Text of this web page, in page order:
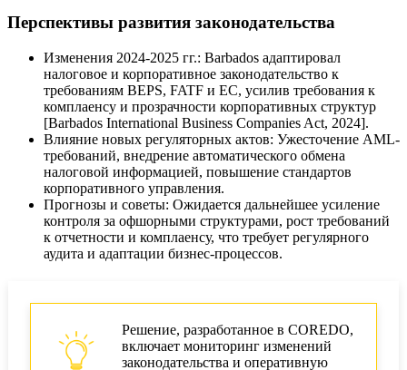
Перспективы развития законодательства
Изменения 2024-2025 гг.: Barbados адаптировал
налоговое и корпоративное законодательство к
требованиям BEPS, FATF и ЕС, усилив требования к
комплаенсу и прозрачности корпоративных структур
[Barbados International Business Companies Act, 2024].
Влияние новых регуляторных актов: Ужесточение AML-
требований, внедрение автоматического обмена
налоговой информацией, повышение стандартов
корпоративного управления.
Прогнозы и советы: Ожидается дальнейшее усиление
контроля за офшорными структурами, рост требований
к отчетности и комплаенсу, что требует регулярного
аудита и адаптации бизнес-процессов.
Решение, разработанное в COREDO,
включает мониторинг изменений
законодательства и оперативную